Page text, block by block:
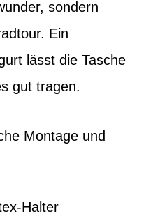
sondern
Ein
lässt die Tasche
gut tragen.
Montage und
Halter